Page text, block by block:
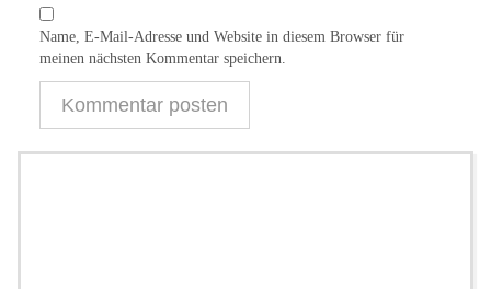
Name, E-Mail-Adresse und Website in diesem Browser für
meinen nächsten Kommentar speichern.